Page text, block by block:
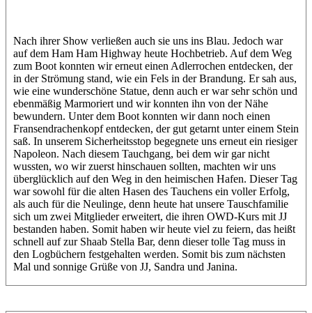
Nach ihrer Show verließen auch sie uns ins Blau. Jedoch war
auf dem Ham Ham Highway heute Hochbetrieb. Auf dem Weg
zum Boot konnten wir erneut einen Adlerrochen entdecken, der
in der Strömung stand, wie ein Fels in der Brandung. Er sah aus,
wie eine wunderschöne Statue, denn auch er war sehr schön und
ebenmäßig Marmoriert und wir konnten ihn von der Nähe
bewundern. Unter dem Boot konnten wir dann noch einen
Fransendrachenkopf entdecken, der gut getarnt unter einem Stein
saß. In unserem Sicherheitsstop begegnete uns erneut ein riesiger
Napoleon. Nach diesem Tauchgang, bei dem wir gar nicht
wussten, wo wir zuerst hinschauen sollten, machten wir uns
überglücklich auf den Weg in den heimischen Hafen. Dieser Tag
war sowohl für die alten Hasen des Tauchens ein voller Erfolg,
als auch für die Neulinge, denn heute hat unsere Tauschfamilie
sich um zwei Mitglieder erweitert, die ihren OWD-Kurs mit JJ
bestanden haben. Somit haben wir heute viel zu feiern, das heißt
schnell auf zur Shaab Stella Bar, denn dieser tolle Tag muss in
den Logbüchern festgehalten werden. Somit bis zum nächsten
Mal und sonnige Grüße von JJ, Sandra und Janina.